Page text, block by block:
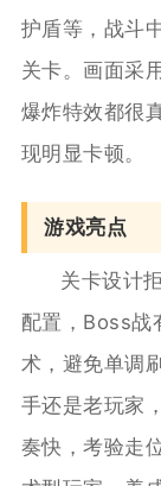
护盾等，战斗
关卡。画面采
爆炸特效都很
现明显卡顿。
游戏亮点
关卡设计
配置，Boss战
术，避免单调
手还是老玩家
奏快，考验走